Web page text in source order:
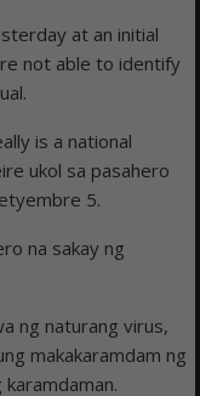
at an initial
not able to identify
is a national
ukol sa pasahero
5.
na sakay ng
ng naturang virus,
makakaramdam ng